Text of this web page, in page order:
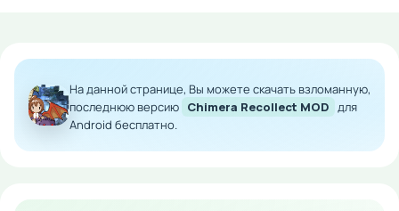
испытанием.
Особенности мода:
На данной странице, Вы можете скачать взломанную,
последнюю версию Chimera Recollect MOD для
Android бесплатно.